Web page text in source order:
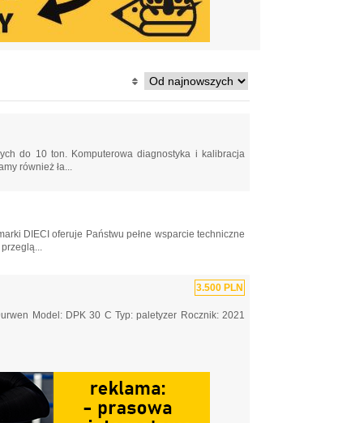
do 10 ton. Komputerowa diagnostyka i kalibracja
również ła...
DIECI oferuje Państwu pełne wsparcie techniczne
3.500 PLN
Model: DPK 30 C Typ: paletyzer Rocznik: 2021